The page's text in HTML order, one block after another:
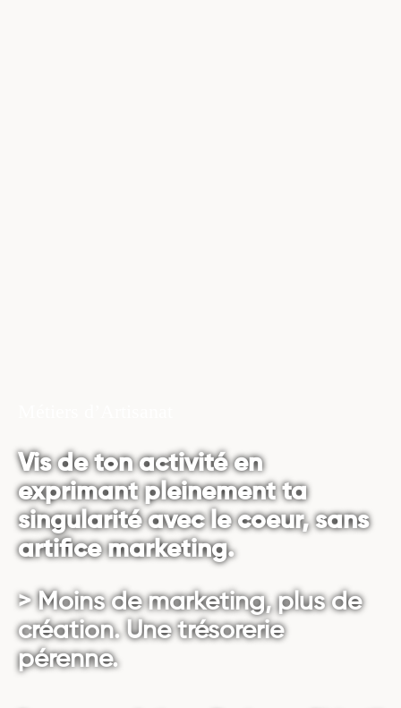
Vis de ton activité en
exprimant pleinement ta
singularité avec le coeur, sans
artifice marketing.
> Moins de marketing, plus de
création. Une trésorerie
pérenne.